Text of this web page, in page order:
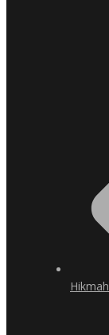
Hikmah